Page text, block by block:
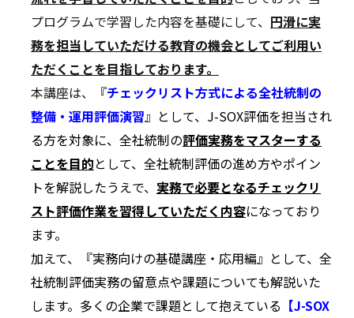
プログラムで学習した内容を基礎にして、 円滑に実
務を担当していただける教育の機会としてご利用い
ただくことを目指しております。
本講座は、
『チェックリスト方式による全社統制の
整備・運用評価演習』として、J-SOX評価を担当され
る方を対象に、全社統制の評価実務をマスターする
ことを目的として、全社統制評価の進め方やポイン
トを解説したうえで、 実務で必要となるチェックリ
スト評価作業を習得していただく内容になっており
ます。
加えて、『実務向けの基礎講座・応用編』として、全
社統制評価実務の留意点や課題についても解説いた
します。多くの企業で課題として抱えている 【J-SOX